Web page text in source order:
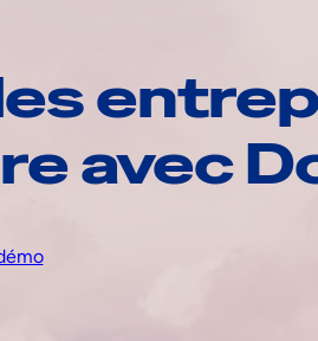
avec